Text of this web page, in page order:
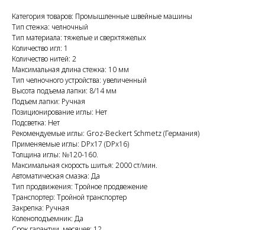
Категория товаров: Промышленные швейные машины
Тип стежка: челночный
Тип материала: тяжелые и сверхтяжелых
Количество игл: 1
Количество нитей: 2
Максимальная длина стежка: 10 мм
Тип челночного устройства: увеличенный
Высота подъема лапки: 8/14 мм
Подъем лапки: Ручная
Позиционирование иглы: Нет
Подсветка: Нет
Рекомендуемые иглы: Groz-Beckert Sсhmetz (Германия)
Применяемые иглы: DPx17 (DPx16)
Толщина иглы: №120-160.
Максимальная скорость шитья: 2000 ст/мин.
Автоматическая смазка: Да
Тип продвижения: Тройное продвежение
Транспортер: Тройной транспортер
Закрепка: Ручная
Коленоподъемник: Да